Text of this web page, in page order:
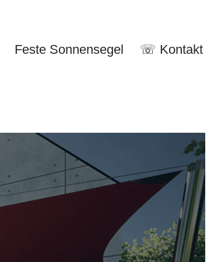
Feste Sonnensegel ☏ Kontakt